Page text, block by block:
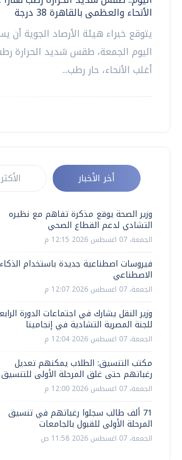
الأنحاء والعظمى بالقاهرة 38 درجة
يتوقع خبراء هيئة الأرصاد الجوية أن
اليوم الجمعة، طقس شديد الحرارة
أغلب الأنحاء، حار رطب...
أخر الأخبار
وزير الصحة يوقع مذكرة تفاهم مع نظيره
التشادي لدعم القطاع الصحي
الجمعة، 07 اغسطس 2026 12:15 م
فيروسات اصطناعية جديدة باستخدام الذكاء
الاصطناعي
الجمعة، 07 اغسطس 2026 12:07 م
وزير النقل يشارك في اجتماعات الدورة
للجنة المصرية التشادية في إنجامينا
الجمعة، 07 اغسطس 2026 12:04 م
مكتب التنسيق: الطلاب يمكنهم تعديل
رغباتهم حتى غلق المرحلة الأولى للتنسيق
الجمعة، 07 اغسطس 2026 12:00 م
71 ألف طالب سجلوا رغباتهم في تنسيق
المرحلة الأولى للقبول بالجامعات
الجمعة، 07 اغسطس 2026 11:58 ص